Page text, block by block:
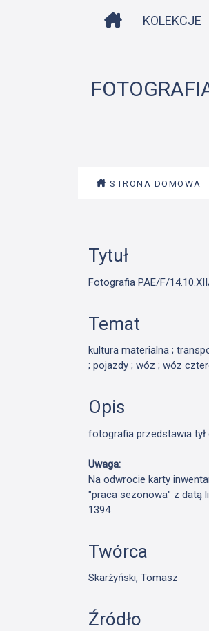
STRONAKOLEKCJE
STRONA DOMOWA
Tytuł
Fotografia PAE/F/
Temat
kultura materialna ;
; pojazdy ; wóz ; wóz
Opis
fotografia przedstawia
Uwaga:
Na odwrocie karty
"praca sezonowa" z datą
1394
Twórca
Skarżyński, Tomasz
Źródło